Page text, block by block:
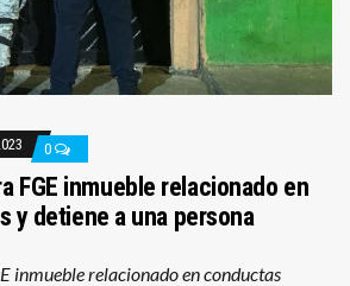
0
FGE inmueble relacionado en
y detiene a una persona
inmueble relacionado en conductas